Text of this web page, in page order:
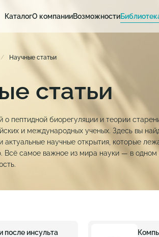
КаталогО компанииВозможности
Научные статьи
статьи
о пептидной биорегуляции и теории
и международных ученых. Здесь вы
актуальные научные открытия, которые
Всё самое важное из мира науки — в одном
после инсульта